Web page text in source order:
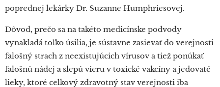
poprednej lekárky Dr. Suzanne Humphriesovej.
Dôvod, prečo sa na takéto medicínske podvody
vynakladá toľko úsilia, je sústavne zasievať do verejnosti
falošný strach z neexistujúcich vírusov a tiež ponúkať
falošnú nádej a slepú vieru v toxické vakcíny a jedovaté
lieky, ktoré celkový zdravotný stav verejnosti iba